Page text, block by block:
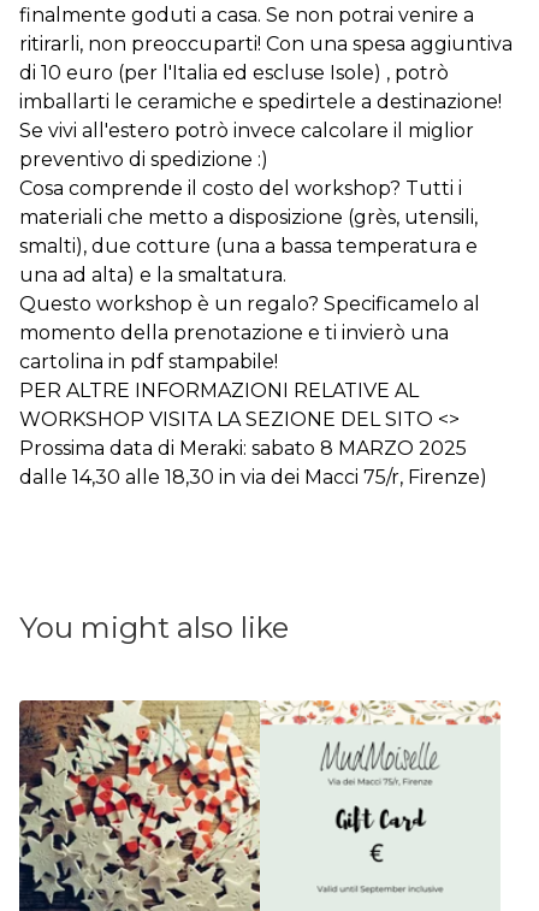
finalmente goduti a casa. Se non potrai venire a
ritirarli, non preoccuparti! Con una spesa aggiuntiva
di 10 euro (per l'Italia ed escluse Isole) , potrò
imballarti le ceramiche e spedirtele a destinazione!
Se vivi all'estero potrò invece calcolare il miglior
preventivo di spedizione :)
Cosa comprende il costo del workshop? Tutti i
materiali che metto a disposizione (grès, utensili,
smalti), due cotture (una a bassa temperatura e
una ad alta) e la smaltatura.
Questo workshop è un regalo? Specificamelo al
momento della prenotazione e ti invierò una
cartolina in pdf stampabile!
PER ALTRE INFORMAZIONI RELATIVE AL
WORKSHOP VISITA LA SEZIONE DEL SITO <>
Prossima data di Meraki: sabato 8 MARZO 2025
dalle 14,30 alle 18,30 in via dei Macci 75/r, Firenze)
You might also like